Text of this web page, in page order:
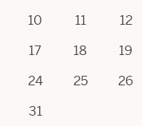
10
11 12
17
18 19
24
25 26
31